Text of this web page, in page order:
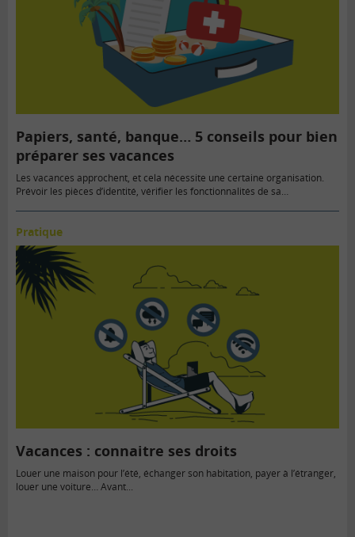
Papiers, santé, banque… 5 conseils pour bien
préparer ses vacances
Les vacances approchent, et cela nécessite une certaine organisation.
Prévoir les pièces d’identité, vérifier les fonctionnalités de sa…
Pratique
Vacances : connaitre ses droits
Louer une maison pour l’été, échanger son habitation, payer à l’étranger,
louer une voiture… Avant...